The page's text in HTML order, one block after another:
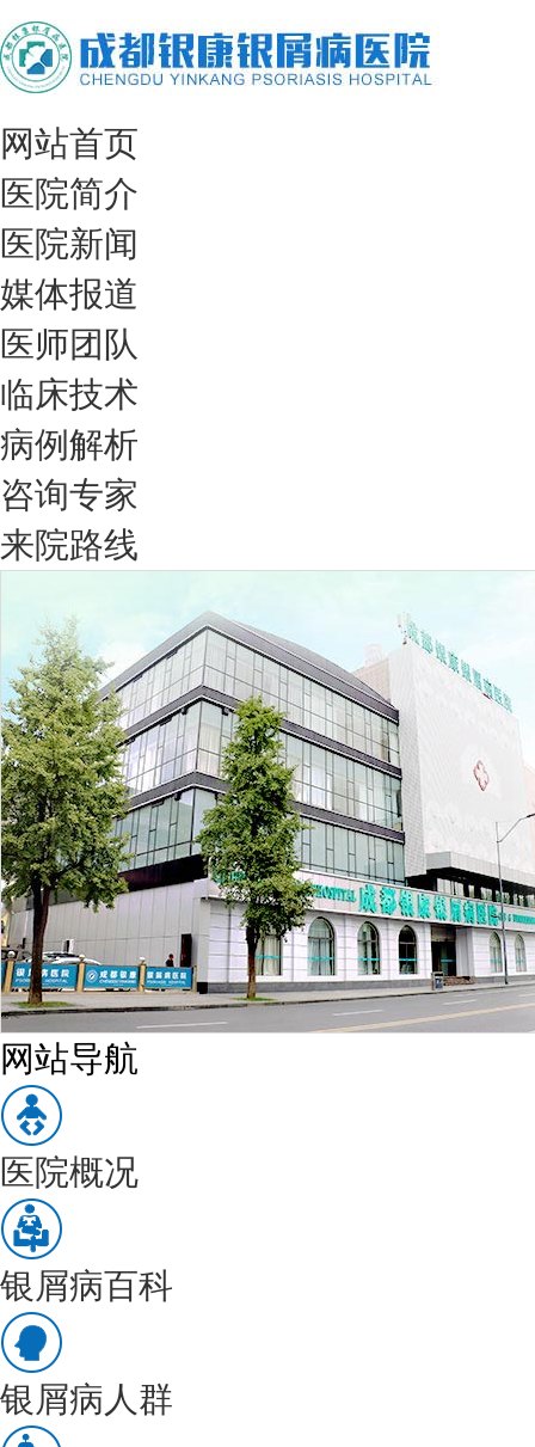
网站首页
医院简介
医院新闻
媒体报道
医师团队
临床技术
病例解析
咨询专家
来院路线
网站导航
医院概况
银屑病百科
银屑病人群